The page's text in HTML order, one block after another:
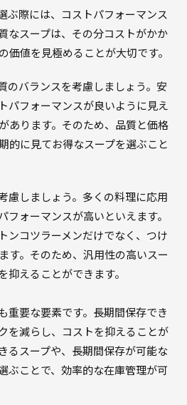
ぶ際には、コストパフォーマンス
なスープは、その分コストがかか
価値を見極めることが大切です。
のバランスを考慮しましょう。安
パフォーマンスが良いように見え
あります。そのため、品質と価格
的に見てお得なスープを選ぶこと
慮しましょう。多くの料理に応用
フォーマンスが高いといえます。
ンコツラーメンだけでなく、つけ
す。そのため、汎用性の高いスー
抑えることができます。
重要な要素です。長期間保存でき
を減らし、コストを抑えることが
るスープや、長期間保存が可能な
ぶことで、効率的な在庫管理が可